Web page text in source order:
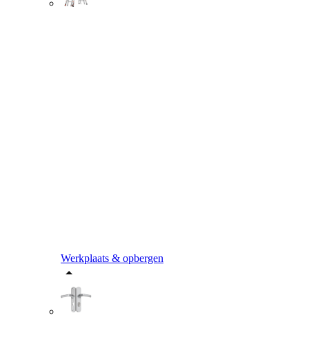
Werkplaats & opbergen